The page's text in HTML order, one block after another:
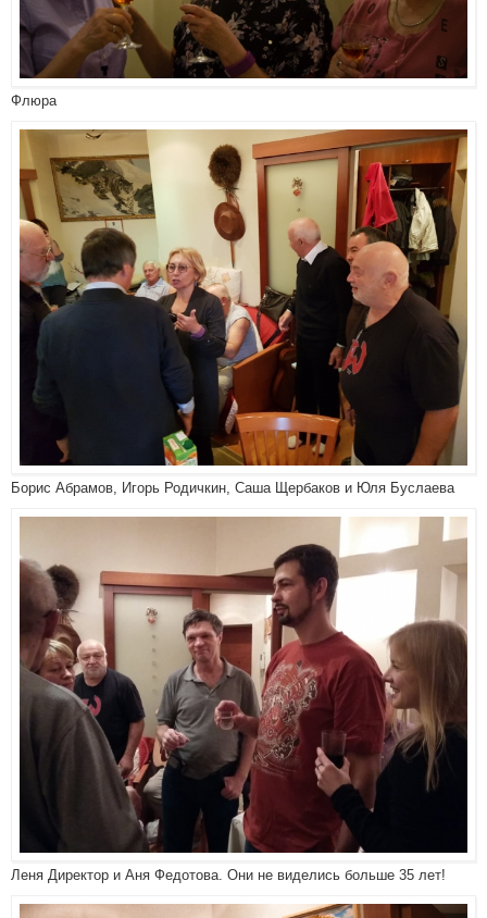
Флюра
Борис Абрамов, Игорь Родичкин, Саша Щербаков и Юля Буслаева
Леня Директор и Аня Федотова. Они не виделись больше 35 лет!